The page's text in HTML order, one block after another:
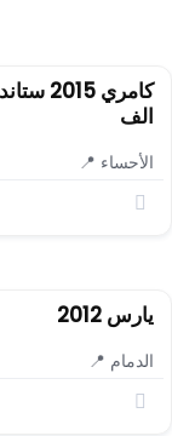
الف
الأحساء 📍
يارس 2012
الدمام 📍